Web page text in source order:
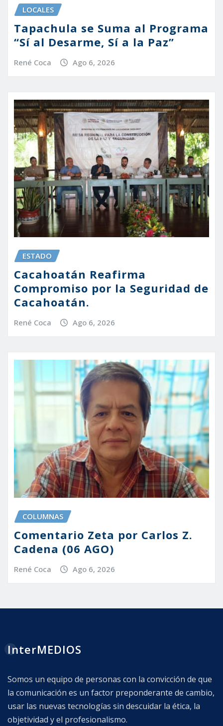
LOCALES
Tapachula se Suma al Programa
“Sí al Desarme, Sí a la Paz”
René Coca Ago 6, 2026
ESTADO
Cacahoatán Reafirma
Compromiso por la Seguridad de
Cacahoatán.
René Coca Ago 6, 2026
COLUMNAS
Comentario Zeta por Carlos Z.
Cadena (06 AGO)
René Coca Ago 6, 2026
InterMEDIOS
Somos un equipo de personas con la convicción de que
la comunicación es un factor preponderante de cambio,
usar las nuevas tecnologías sin descuidar la ética, la
objetividad y el profesionalismo.